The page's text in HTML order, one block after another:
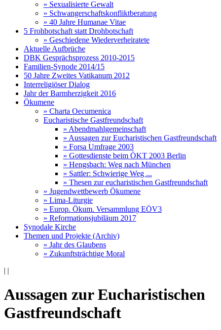
» Sexualisierte Gewalt
» Schwangerschaftskonfliktberatung
» 40 Jahre Humanae Vitae
5 Frohbotschaft statt Drohbotschaft
» Geschiedene Wiederverheiratete
Aktuelle Aufbrüche
DBK Gesprächsprozess 2010-2015
Familien-Synode 2014/15
50 Jahre Zweites Vatikanum 2012
Interreligiöser Dialog
Jahr der Barmherzigkeit 2016
Ökumene
» Charta Oecumenica
Eucharistische Gastfreundschaft
» Abendmahlgemeinschaft
» Aussagen zur Eucharistischen Gastfreundschaft
» Forsa Umfrage 2003
» Gottesdienste beim ÖKT 2003 Berlin
» Hengsbach: Weg nach München
» Sattler: Schwierige Weg ...
» Thesen zur eucharistischen Gastfreundschaft
» Jugendwettbewerb Ökumene
» Lima-Liturgie
» Europ. Ökum. Versammlung EÖV3
» Reformationsjubiläum 2017
Synodale Kirche
Themen und Projekte (Archiv)
» Jahr des Glaubens
» Zukunftsträchtige Moral
| |
Aussagen zur Eucharistischen
Gastfreundschaft